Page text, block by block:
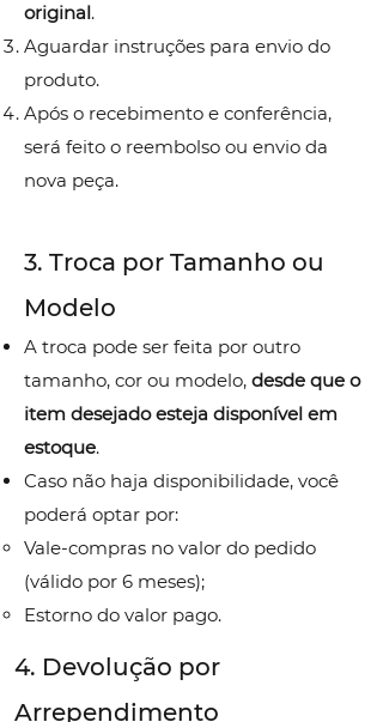
original.
Aguardar instruções para envio do
produto.
Após o recebimento e conferência,
será feito o reembolso ou envio da
nova peça.
3. Troca por Tamanho ou
Modelo
A troca pode ser feita por outro
tamanho, cor ou modelo, desde que o
item desejado esteja disponível em
estoque.
Caso não haja disponibilidade, você
poderá optar por:
Vale-compras no valor do pedido
(válido por 6 meses);
Estorno do valor pago.
4. Devolução por
Arrependimento